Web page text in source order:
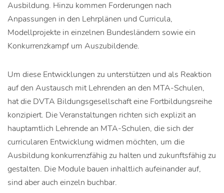
Ausbildung. Hinzu kommen Forderungen nach
Anpassungen in den Lehrplänen und Curricula,
Modellprojekte in einzelnen Bundesländern sowie ein
Konkurrenzkampf um Auszubildende.
Um diese Entwicklungen zu unterstützen und als Reaktion
auf den Austausch mit Lehrenden an den MTA-Schulen,
hat die DVTA Bildungsgesellschaft eine Fortbildungsreihe
konzipiert. Die Veranstaltungen richten sich explizit an
hauptamtlich Lehrende an MTA-Schulen, die sich der
curricularen Entwicklung widmen möchten, um die
Ausbildung konkurrenzfähig zu halten und zukunftsfähig zu
gestalten. Die Module bauen inhaltlich aufeinander auf,
sind aber auch einzeln buchbar.